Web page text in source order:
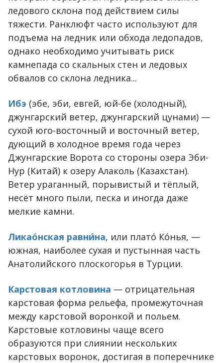
ледового склона под действием силы
тяжести. Ранклюфт часто используют для
подъема на ледник или обхода ледопадов,
однако необходимо учитывать риск
камнепада со скальных стен и ледовых
обвалов со склона ледника...
Ибэ (эбе, эби, евгей, юй-бе (холодный),
джунгарский ветер, джунгарский цунами) —
сухой юго-восточный и восточный ветер,
дующий в холодное время года через
Джунгарские Ворота со стороны озера Эби-
Нур (Китай) к озеру Алаколь (Казахстан).
Ветер ураганный, порывистый и тёплый,
несёт много пыли, песка и иногда даже
мелкие камни.
Ликао́нская равни́на, или плато́ Ко́нья, —
южная, наиболее сухая и пустынная часть
Анатолийского плоскогорья в Турции.
Карстовая котловина — отрицательная
карстовая форма рельефа, промежуточная
между карстовой воронкой и польем.
Карстовые котловины чаще всего
образуются при слиянии нескольких
карстовых воронок, достигая в поперечнике